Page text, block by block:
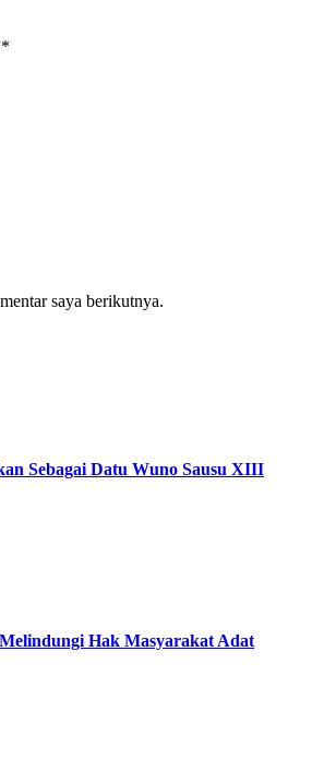
*
saya berikutnya.
Sebagai Datu Wuno Sausu XIII
Hak Masyarakat Adat